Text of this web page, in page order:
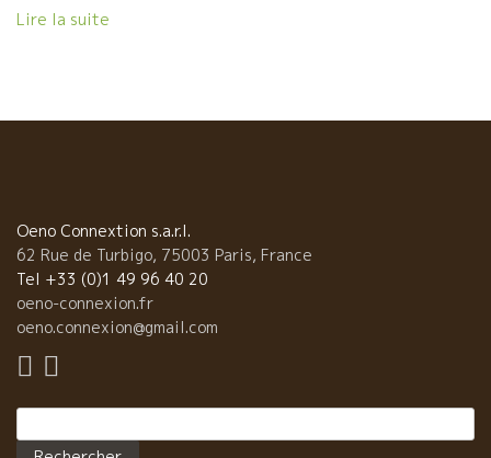
格。 その無口さを、ワインで表明してカバーしている感じ。 我々
在、７．５ヘクタールの畑を所有している。 ラファエルの持って
いる葡萄木は殆どが古木。６０～１００歳級の葡萄が多い。
ワインのスタイルは無口で控えめなラファエルに似てい
る。 色も薄めで繊細なタッチの細くキレイな果実味が真っ直ぐに
スーット伸びていくスタイル。 出しゃばるところが全くない。 こ
ＶＥ（ワイン）に共通している。違いはそれぞれの区画のテロワ
論、自生酵母のみ。SO2は必要なければ入れない。入れる時でも
Lire la suite
Oeno Connextion s.a.r.l.
62 Rue de Turbigo, 75003 Paris, France
Tel +33 (0)1 49 96 40 20
oeno-connexion.fr
oeno.connexion@gmail.com